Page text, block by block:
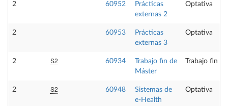
2 60952
Prácticas
externas 2
Optativa
2 60953
Prácticas
externas 3
Optativa
2 S2 60934
Trabajo fin de
Máster
Trabajo fin
2 S2 60948
Sistemas de
e-Health
Optativa